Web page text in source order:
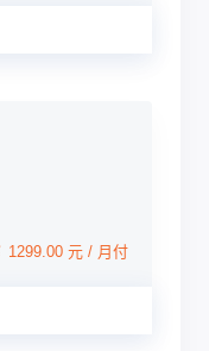
1299.00 元 / 月付